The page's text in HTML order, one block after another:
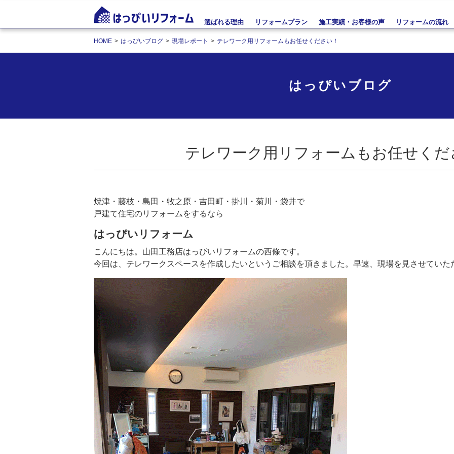
選ばれる理由 リフォームプラン 施工実績・お客様の声 リフォームの流れ
HOME はっぴいブログ 現場レポート テレワーク用リフォームもお任せください！
はっぴいブログ
テレワーク用リフォームもお任せくだ
焼津・藤枝・島田・牧之原・吉田町・掛川・菊川・袋井で
戸建て住宅のリフォームをするなら
はっぴいリフォーム
こんにちは。山田工務店はっぴいリフォームの西條です。
今回は、テレワークスペースを作成したいというご相談を頂きました。早速、現場を見させていた